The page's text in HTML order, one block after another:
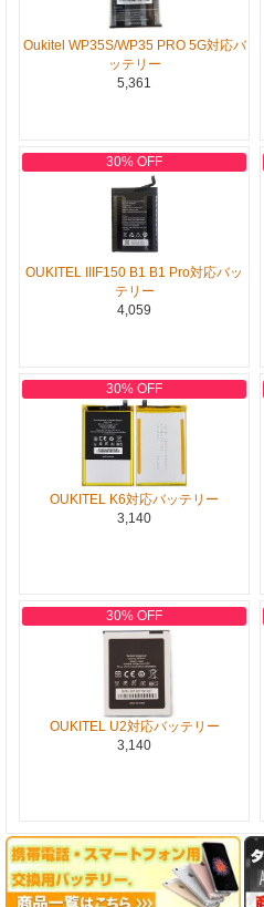
Oukitel WP35S/WP35 PRO 5G対応バ
ッテリー
5,361
30% OFF
OUKITEL IIIF150 B1 B1 Pro対応バッ
テリー
4,059
30% OFF
OUKITEL K6対応バッテリー
3,140
30% OFF
OUKITEL U2対応バッテリー
3,140